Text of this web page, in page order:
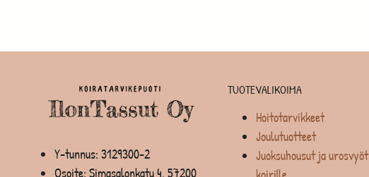
Y-tunnus: 3129300-2
Osoite: Simasalonkatu 4, 57200
TUOTEVALIKOIMA
Hoitotarvikkeet
Joulutuotteet
Juoksuhousut ja urosvyöt